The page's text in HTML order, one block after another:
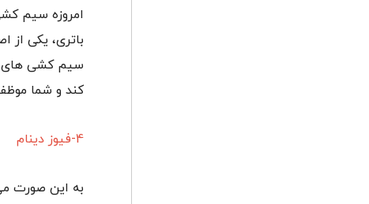
امروزه سیم
باتری، یکی
سیم کشی های
کند و شما
4-فیوز دینام
به این صورت